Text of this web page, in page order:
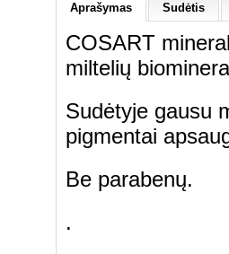
Aprašymas Sudėtis
COSART
miltelių
Sudėtyje gausu
pigmentai
Be parabenų.
.